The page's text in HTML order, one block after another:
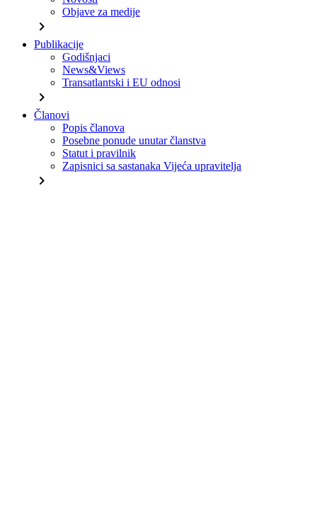
Objave za medije
chevron_right
Publikacije
Godišnjaci
News&Views
Transatlantski i EU odnosi
chevron_right
Članovi
Popis članova
Posebne ponude unutar članstva
Statut i pravilnik
Zapisnici sa sastanaka Vijeća upravitelja
chevron_right